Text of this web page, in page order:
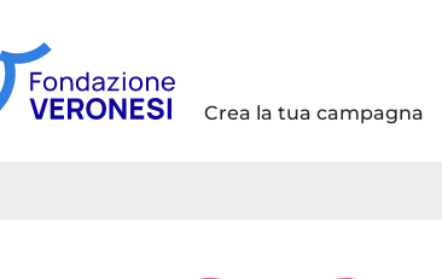
Crea la tua campagna